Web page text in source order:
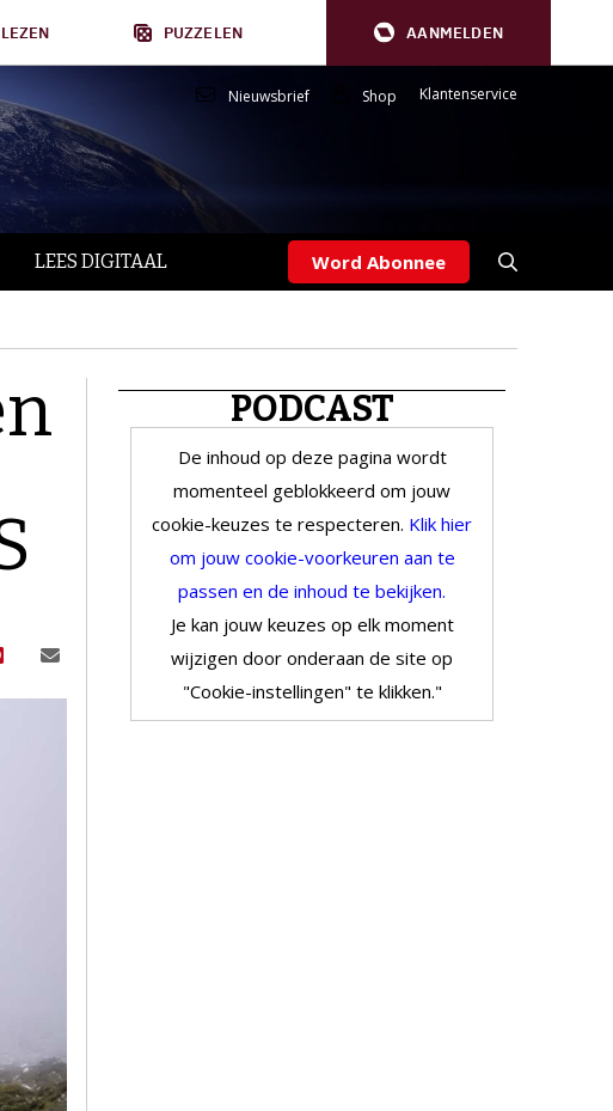
PUZZELEN AANMELDEN
Nieuwsbrief Shop Klantenservice
LEES DIGITAAL Word Abonnee
PODCAST
De inhoud op deze pagina wordt
momenteel geblokkeerd om jouw
cookie-keuzes te respecteren. Klik hier
om jouw cookie-voorkeuren aan te
passen en de inhoud te bekijken.
Je kan jouw keuzes op elk moment
wijzigen door onderaan de site op
"Cookie-instellingen" te klikken."